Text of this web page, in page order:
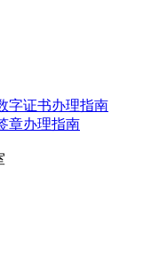
字证书办理指南
章办理指南